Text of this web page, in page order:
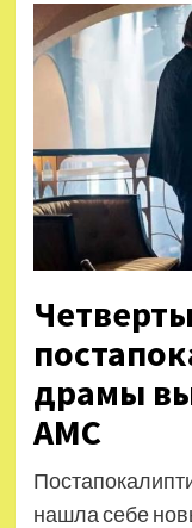
драмы
AMC
нашла себе